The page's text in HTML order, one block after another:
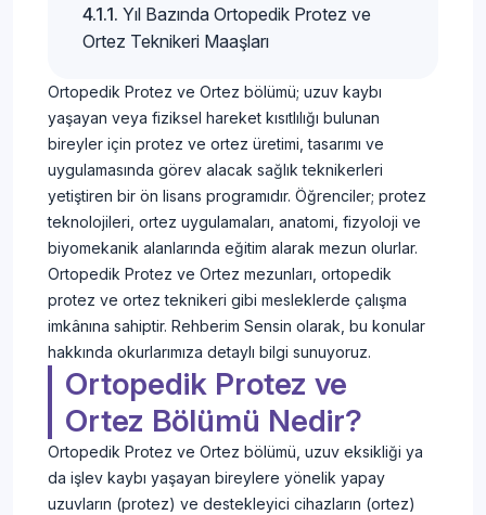
Yıl Bazında Ortopedik Protez ve
Ortez Teknikeri Maaşları
Ortopedik Protez ve Ortez bölümü; uzuv kaybı
yaşayan veya fiziksel hareket kısıtlılığı bulunan
bireyler için protez ve ortez üretimi, tasarımı ve
uygulamasında görev alacak sağlık teknikerleri
yetiştiren bir ön lisans programıdır. Öğrenciler; protez
teknolojileri, ortez uygulamaları, anatomi, fizyoloji ve
biyomekanik alanlarında eğitim alarak mezun olurlar.
Ortopedik Protez ve Ortez mezunları, ortopedik
protez ve ortez teknikeri gibi mesleklerde çalışma
imkânına sahiptir. Rehberim Sensin olarak, bu konular
hakkında okurlarımıza detaylı bilgi sunuyoruz.
Ortopedik Protez ve
Ortez Bölümü Nedir?
Ortopedik Protez ve Ortez bölümü, uzuv eksikliği ya
da işlev kaybı yaşayan bireylere yönelik yapay
uzuvların (protez) ve destekleyici cihazların (ortez)